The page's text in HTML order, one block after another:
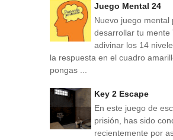
Juego Mental 24
Nuevo juego mental
desarrollar tu mente
adivinar los 14
la respuesta en el cuadro
pongas ...
Key 2 Escape
En este juego de
prisión, has sido
recientemente por